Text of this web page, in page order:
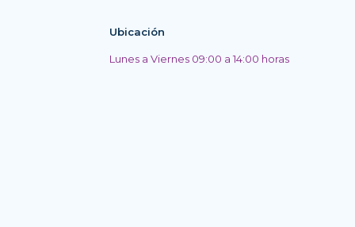
Ubicación
Lunes a Viernes 09:00 a 14:00 horas